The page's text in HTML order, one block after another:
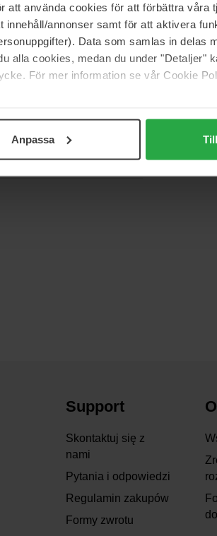
använda cookies för att förbättra våra
annonser samt för att aktivera
Data som samlas in delas
alla cookies, medan du under "Detaljer"
För mer information se vår Cookie
Anpassa
Support
Skontaktuj się z
nami
Pytania i odpowiedzi
Regulamin zakupów
Formy zwrotu